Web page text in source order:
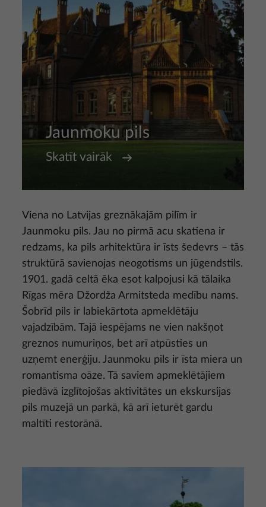
Jaunmoku pils
Skatīt vairāk
Viena no Latvijas greznākajām pilīm ir
Jaunmoku pils. Jau no pirmā acu skatiena ir
redzams, ka pils arhitektūra ir īsts šedevrs – tās
struktūrā savienojas neogotisms un jūgendstils.
1901. gadā celtā ēka esot kalpojusi kā tālaika
Rīgas mēra Džordža Armitsteda medību nams.
Šobrīd pils ir labiekārtota apmeklētāju
vajadzībām. Tajā iespējams ne vien nakšņot
greznos numuriņos, bet arī atpūsties un
uzņemt enerģiju. Jaunmoku pils ir īsta miera un
romantisma oāze. Tā saviem apmeklētājiem
piedāvā izglītojošas aktivitātes un ekskursijas
pils muzejā un parkā, kā arī ieturēt gardu
maltīti restorānā.